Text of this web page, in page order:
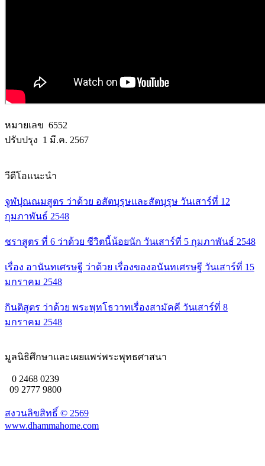
หมายเลข 6552
ปรับปรุง 1 มี.ค. 2567
วีดีโอแนะนำ
จูฬปุณณมสูตร ว่าด้วย อสัตบุรุษและสัตบุรุษ วันเสาร์ที่ 12
กุมภาพันธ์ 2548
ชราสูตร ที่ 6 ว่าด้วย ชีวิตนี้น้อยนัก วันเสาร์ที่ 5 กุมภาพันธ์ 2548
เรื่อง อานันทเศรษฐี ว่าด้วย เรื่องของอนันทเศรษฐี วันเสาร์ที่ 15
มกราคม 2548
กินติสูตร ว่าด้วย พระพุทโธวาทเรื่องสามัคคี วันเสาร์ที่ 8
มกราคม 2548
มูลนิธิศึกษาและเผยแพร่พระพุทธศาสนา
0 2468 0239
09 2777 9800
สงวนลิขสิทธิ์ © 2569
www.dhammahome.com